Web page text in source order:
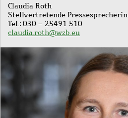
Claudia Roth
Stellvertretende Pressesprecherin
Tel.: 030 – 25491 510
claudia.roth@wzb.eu